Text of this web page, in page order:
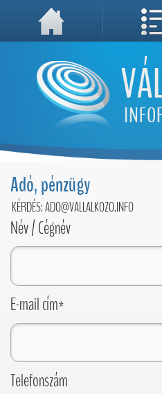
A weboldal használatával Ön elfogadja, hogy Cookie-kat (sütiket)
Adó, pénzügy
KÉRDÉS: ADO@VALLALKOZO.INFO
Név / Cégnév
E-mail cím*
Telefonszám